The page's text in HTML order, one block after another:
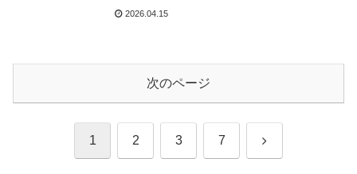
2026.04.15
次のページ
1 2 3 7 次